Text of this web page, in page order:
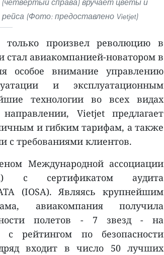
(четвертый справа) вручает цветы и
(Фото: предоставлено Vietjet)
произвел революцию в
стал авиакомпанией-новатором в
особое внимание управлению
и эксплуатационным
технологии во всех видах
Vietjet предлагает
и гибким тарифам, а также
с требованиями клиентов.
Международной ассоциации
с сертификатом аудита
(IOSA). Являясь крупнейшим
авиакомпания получила
полетов - 7 звезд - на
рейтингом по безопасности
входит в число 50 лучших